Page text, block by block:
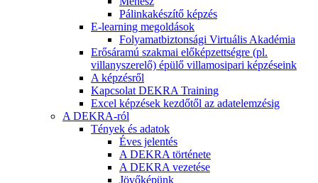
Pálinkakészítő képzés
E-learning megoldások
Folyamatbiztonsági Virtuális Akadémia
Erősáramú szakmai előképzettségre (pl.
villanyszerelő) épülő villamosipari képzéseink
A képzésről
Kapcsolat DEKRA Training
Excel képzések kezdőtől az adatelemzésig
A DEKRA-ról
Tények és adatok
Éves jelentés
A DEKRA története
A DEKRA vezetése
Jövőképünk